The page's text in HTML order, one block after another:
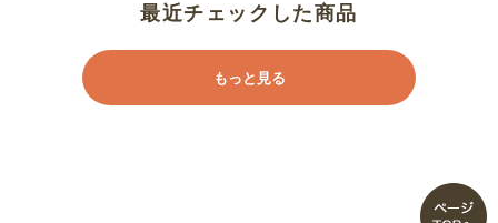
最近チェックした商品
もっと見る